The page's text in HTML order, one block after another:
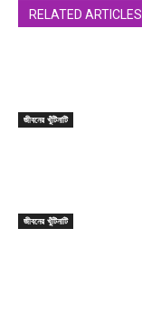
RELATED ARTICLES
জীবনের খুঁটিনাটি
জীবনের খুঁটিনাটি